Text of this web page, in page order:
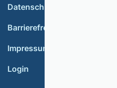
Datenschutz
Barrierefreiheit
Impressum
Login